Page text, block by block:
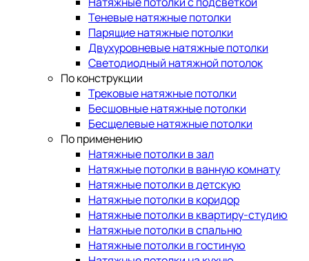
Теневые натяжные потолки
Парящие натяжные потолки
Двухуровневые натяжные потолки
Светодиодный натяжной потолок
По конструкции
Трековые натяжные потолки
Бесшовные натяжные потолки
Бесщелевые натяжные потолки
По применению
Натяжные потолки в зал
Натяжные потолки в ванную комнату
Натяжные потолки в детскую
Натяжные потолки в коридор
Натяжные потолки в квартиру-студию
Натяжные потолки в спальню
Натяжные потолки в гостиную